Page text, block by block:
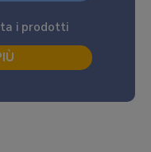
i prodotti